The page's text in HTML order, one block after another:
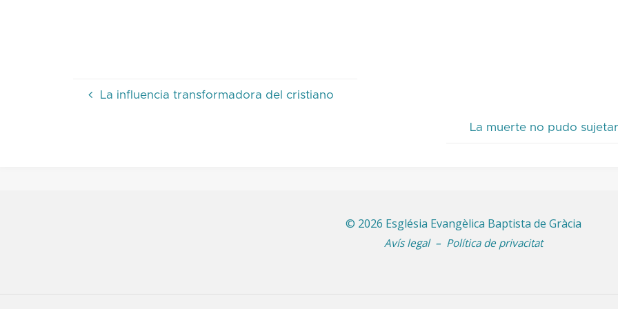
La influencia transformadora del cristiano
La muerte no pudo
© 2026 Església Evangèlica Baptista de Gràcia
Avís legal– Política de privacitat